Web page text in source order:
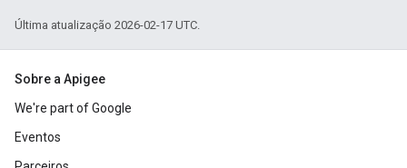
Última atualização 2026-02-17 UTC.
Sobre a Apigee
We're part of Google
Eventos